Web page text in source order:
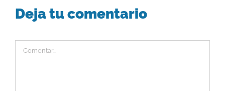
Deja tu comentario